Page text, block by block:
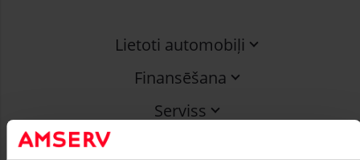
Lietoti automobiļi
Finansēšana
Serviss